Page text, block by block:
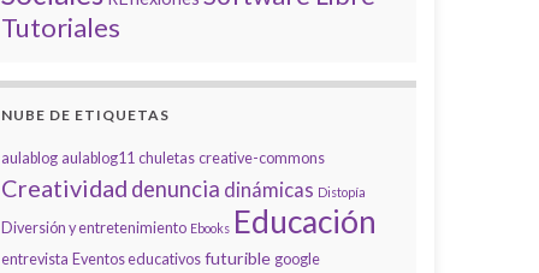
Tutoriales
NUBE DE ETIQUETAS
aulablog aulablog11 chuletas creative-commons
Creatividad denuncia dinámicas Distopía
Diversión y entretenimiento Ebooks Educación
entrevista Eventos educativos futurible google